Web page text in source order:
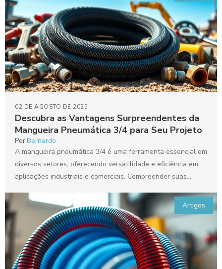
Descubra as Vantagens Surpreendentes da
Mangueira Pneumática 3/4 para Seu Projeto
02 DE AGOSTO DE 2025
Por:Bernardo
A mangueira pneumática 3/4 é uma ferramenta essencial em
diversos setores, oferecendo versatilidade e eficiência em
aplicações industriais e comerciais. Compreender suas
Artigos